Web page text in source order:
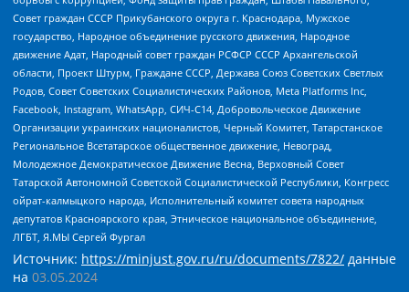
Совет граждан СССР Прикубанского округа г. Краснодара, Мужское
государство, Народное объединение русского движения, Народное
движение Адат, Народный совет граждан РСФСР СССР Архангельской
области, Проект Штурм, Граждане СССР, Держава Союз Советских Светлых
Родов, Совет Советских Социалистических Районов, Meta Platforms Inc,
Facebook, Instagram, WhatsApp, СИЧ-С14, Добровольческое Движение
Организации украинских националистов, Черный Комитет, Татарстанское
Региональное Всетатарское общественное движение, Невоград,
Молодежное Демократическое Движение Весна, Верховный Совет
Татарской Автономной Советской Социалистической Республики, Конгресс
ойрат-калмыцкого народа, Исполнительный комитет совета народных
депутатов Красноярского края, Этническое национальное объединение,
ЛГБТ, Я.МЫ Сергей Фургал
Источник: https://minjust.gov.ru/ru/documents/7822/ данные
на 03.05.2024